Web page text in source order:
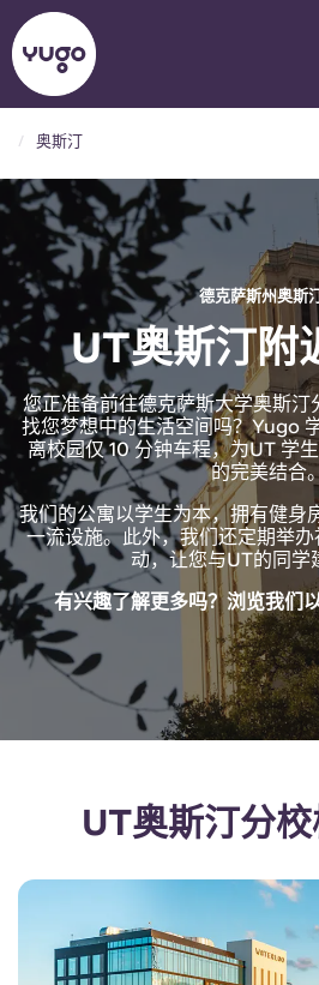
关于我们
地点
更多
账户
English (GB)
English (US)
Chinese
Català
Deutsch
Italian
选择一个国家
选择一个城市
选择一间公寓
立即预订
English (GB)
English (US)
Chinese
Italian
Portuguese
奥斯汀
德克萨斯州奥斯
UT奥斯汀附
您正准备前往德克萨斯大学奥斯
找您梦想中的生活空间吗？Yugo
离校园仅 10 分钟车程，为UT 学
的完美结合
我们的公寓以学生为本，拥有健身
一流设施。此外，我们还定期举
动，让您与UT的同学
有兴趣了解更多吗？浏览我们
UT奥斯汀分